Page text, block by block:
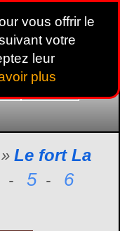
France
Le fort La
- 5 - 6
vous offrir le
votre
leur
plus